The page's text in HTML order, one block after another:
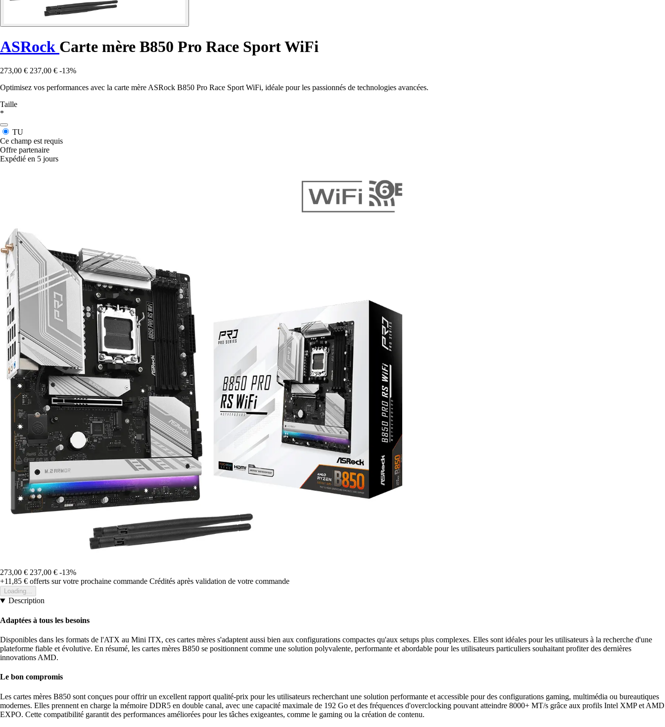
ASRock Carte mère B850 Pro Race Sport WiFi
273,00 € 237,00 € -13%
Optimisez vos performances avec la carte mère ASRock B850 Pro Race Sport WiFi, idéale pour les passionnés de technologies avancées.
Taille
*
TU
Ce champ est requis
Offre partenaire
Expédié en 5 jours
273,00 € 237,00 € -13%
+11,85 € offerts sur votre prochaine commande Crédités après validation de votre commande
Loading...
Description
Adaptées à tous les besoins
Disponibles dans les formats de l'ATX au Mini ITX, ces cartes mères s'adaptent aussi bien aux configurations compactes qu'aux setups plus complexes. Elles sont idéales pour les utilisateurs à la recherche d'une
plateforme fiable et évolutive. En résumé, les cartes mères B850 se positionnent comme une solution polyvalente, performante et abordable pour les utilisateurs particuliers souhaitant profiter des dernières
innovations AMD.
Le bon compromis
Les cartes mères B850 sont conçues pour offrir un excellent rapport qualité-prix pour les utilisateurs recherchant une solution performante et accessible pour des configurations gaming, multimédia ou bureautiques
modernes. Elles prennent en charge la mémoire DDR5 en double canal, avec une capacité maximale de 192 Go et des fréquences d'overclocking pouvant atteindre 8000+ MT/s grâce aux profils Intel XMP et AMD
EXPO. Cette compatibilité garantit des performances améliorées pour les tâches exigeantes, comme le gaming ou la création de contenu.